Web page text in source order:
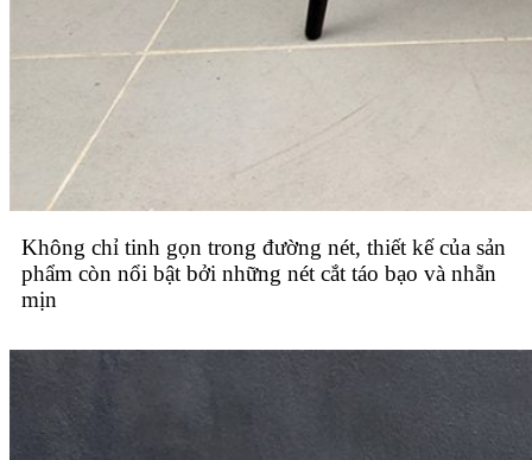
Không chỉ tinh gọn trong đường nét, thiết kế của sản
phẩm còn nổi bật bởi những nét cắt táo bạo và nhẵn
mịn